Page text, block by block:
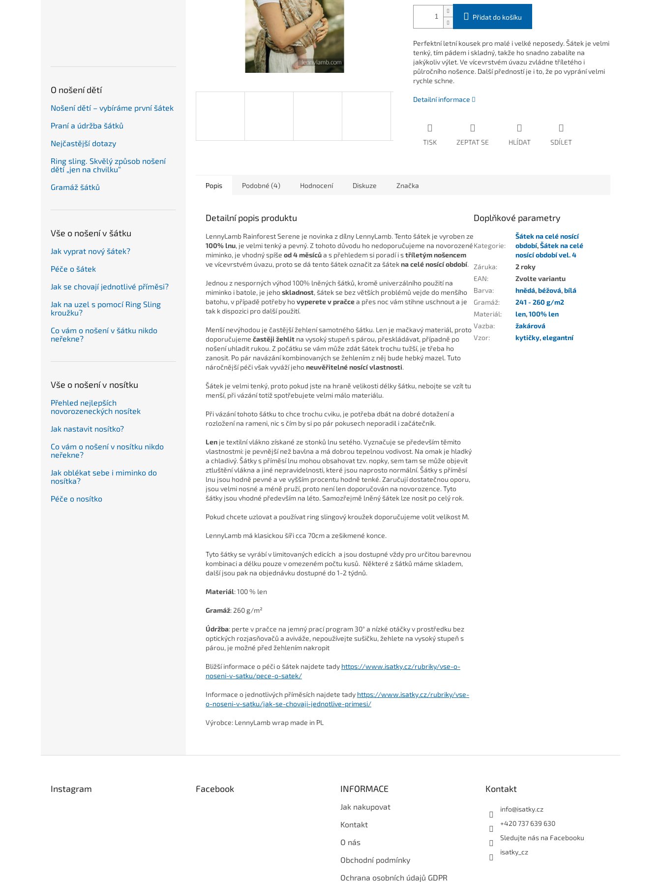
O nošení dětí
Nošení dětí – vybíráme první šátek
Praní a údržba šátků
Nejčastější dotazy
Ring sling. Skvělý způsob nošení
dětí „jen na chvilku“
Gramáž šátků
Vše o nošení v šátku
Jak vyprat nový šátek?
Péče o šátek
Jak se chovají jednotlivé příměsi?
Jak na uzel s pomocí Ring Sling
kroužku?
Co vám o nošení v šátku nikdo
neřekne?
Vše o nošení v nosítku
Přehled nejlepších
novorozeneckých nosítek
Jak nastavit nosítko?
Co vám o nošení v nosítku nikdo
neřekne?
Jak oblékat sebe i miminko do
nosítka?
Péče o nosítko
Přidat do košíku
Perfektní letní kousek pro malé i velké neposedy. Šátek je velmi
tenký, tím pádem i skladný, takže ho snadno zabalíte na
jakýkoliv výlet. Ve vícevrstvém úvazu zvládne tříletého i
půlročního nošence. Další předností je i to, že po vyprání velmi
rychle schne.
Detailní informace
TISK ZEPTAT SE HLÍDAT SDÍLET
Popis Podobné (4) Hodnocení Diskuze Značka
Detailní popis produktu
LennyLamb Rainforest Serene je novinka z dílny LennyLamb. Tento šátek je vyroben ze
100% lnu, je velmi tenký a pevný. Z tohoto důvodu ho nedoporučujeme na novorozené
miminko, je vhodný spíše od 4 měsícůa s přehledem si poradí i stříletým nošencem
ve vícevrstvém úvazu, proto se dá tento šátek označit za šátekna celé nosící období.
Jednou z nesporných výhod 100% lněných šátků, kromě univerzálního použití na
miminko i batole, je jehoskladnost, šátek se bez větších problémů vejde do menšího
batohu, v případě potřeby hovyperete v pračcea přes noc vám stihne uschnout a je
tak k dispozici pro další použití.
Menší nevýhodou je častější žehlení samotného šátku. Len je mačkavý materiál, proto
doporučujeme častěji žehlit na vysoký stupeň s párou, přeskládávat, případně po
nošení uhladit rukou. Z počátku se vám může zdát šátek trochu tužší, je třeba ho
zanosit. Po pár navázání kombinovaných se žehlením z něj bude hebký mazel. Tuto
náročnější péči však vyváží jehoneuvěřitelné nosící vlastnosti.
Šátek je velmi tenký, proto pokud jste na hraně velikosti délky šátku, nebojte se vzít tu
menší, při vázání totiž spotřebujete velmi málo materiálu.
Při vázání tohoto šátku to chce trochu cviku, je potřeba dbát na dobré dotažení a
rozložení na rameni, nic s čím by si po pár pokusech neporadil i začátečník.
Len je textilní vlákno získané ze stonků lnu setého. Vyznačuje se především těmito
vlastnostmi: je pevnější než bavlna a má dobrou tepelnou vodivost. Na omak je hladký
a chladivý. Šátky s příměsí lnu mohou obsahovat tzv. nopky, sem tam se může objevit
ztluštění vlákna a jiné nepravidelnosti, které jsou naprosto normální. Šátky s příměsí
lnu jsou hodně pevné a ve vyšším procentu hodně tenké. Zaručují dostatečnou oporu,
jsou velmi nosné a méně pruží, proto není len doporučován na novorozence. Tyto
šátky jsou vhodné především na léto. Samozřejmě lněný šátek lze nosit po celý rok.
Pokud chcete uzlovat a používat ring slingový kroužek doporučujeme volit velikost M.
LennyLamb má klasickou šíři cca 70cm a zešikmené konce.
Tyto šátky se vyrábí v limitovaných edicích a jsou dostupné vždy pro určitou barevnou
kombinaci a délku pouze v omezeném počtu kusů. Některé z šátků máme skladem,
další jsou pak na objednávku dostupné do 1-2 týdnů.
Materiál:100 % len
Gramáž: 260 g/m²
Údržba: perte v pračce na jemný prací program 30° a nízké otáčky v prostředku bez
optických rozjasňovačů a aviváže, nepoužívejte sušičku, žehlete na vysoký stupeň s
párou, je možné před žehlením nakropit
Bližší informace o péči o šátek najdete tady https://www.isatky.cz/rubriky/vse-o-
noseni-v-satku/pece-o-satek/
Informace o jednotlivých příměsích najdete tady https://www.isatky.cz/rubriky/vse-
o-noseni-v-satku/jak-se-chovaji-jednotlive-primesi/
Výrobce: LennyLamb wrap made in PL
Doplňkové parametry
Kategorie:
Šátek na celé nosící
období,Šátek na celé
nosící období vel. 4
Záruka:
2 roky
EAN:
Zvolte variantu
Barva: hnědá,béžová,bílá
Gramáž:
241 - 260 g/m2
Materiál: len,100% len
Vazba:
žakárová
Vzor: kytičky,elegantní
Instagram Facebook INFORMACE
Jak nakupovat
Kontakt
O nás
Obchodní podmínky
Ochrana osobních údajů GDPR
Kontakt
info@isatky.cz
+420 737 639 630
Sledujte nás na Facebooku
isatky_cz